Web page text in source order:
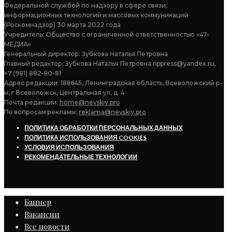
Федеральной службой по надзору в сфере связи,
информационных технологий и массовых коммуникаций
(Роскомнадзор) 30 марта 2022 года
Учредитель: Общество с ограниченной ответственностью «47-
МЕДИА»
Генеральный директор: Зубкова Наталья Петровна
Главный редактор: Зубкова Наталья Петровна nppress@yandex.ru,
+7 (981) 882-80-81
Адрес редакции: 188645, Ленинградская область, Всеволожский р-
н, г Всеволожск, Центральная ул, д. 4
Почта редакции: home@nevskiy.pro
По вопросам рекламы: reklama@nevskiy.pro
ПОЛИТИКА ОБРАБОТКИ ПЕРСОНАЛЬНЫХ ДАННЫХ
ПОЛИТИКА ИСПОЛЬЗОВАНИЯ COOKIES
УСЛОВИЯ ИСПОЛЬЗОВАНИЯ
РЕКОМЕНДАТЕЛЬНЫЕ ТЕХНОЛОГИИ
Баннер
Вакансии
Все новости